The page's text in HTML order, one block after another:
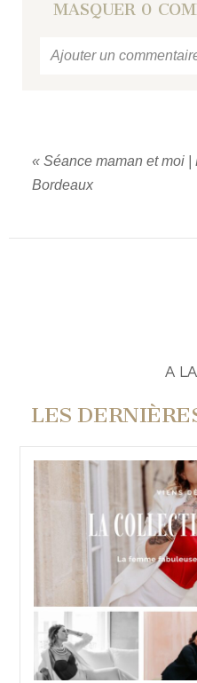
MASQUER 0
Ajouter un
« Séance maman et moi
Bordeaux
A
LES